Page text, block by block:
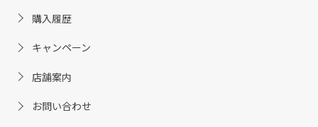
購入履歴
キャンペーン
店舗案内
お問い合わせ